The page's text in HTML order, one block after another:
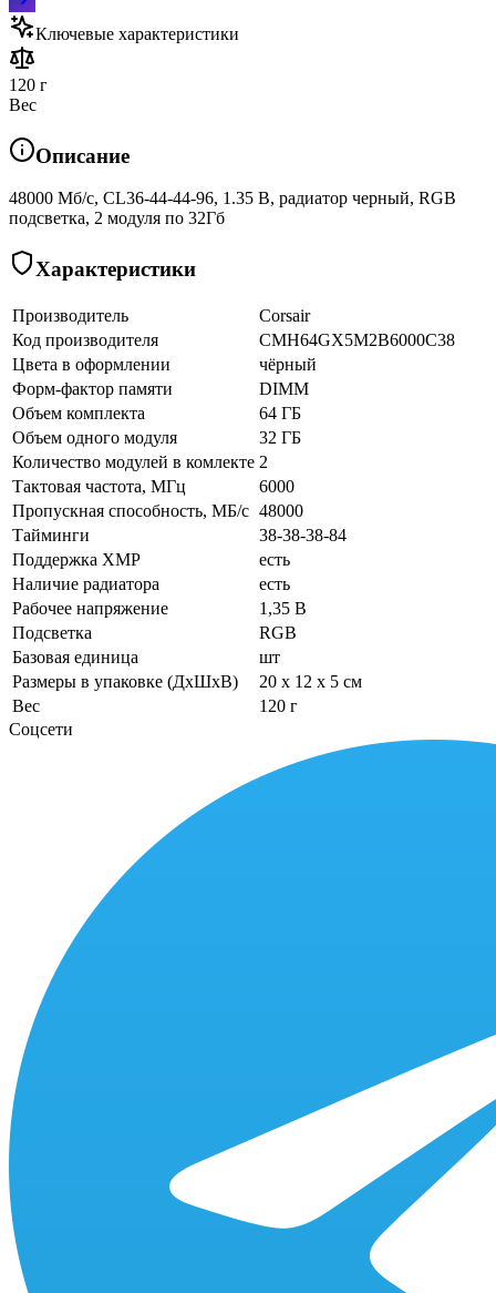
Ключевые характеристики
120 г
Вес
Описание
48000 Мб/с, CL36-44-44-96, 1.35 В, радиатор черный, RGB
подсветка, 2 модуля по 32Гб
Характеристики
Производитель
Corsair
Код производителя
CMH64GX5M2B6000C38
Цвета в оформлении
чёрный
Форм-фактор памяти
DIMM
Объем комплекта
64 ГБ
Объем одного модуля
32 ГБ
Количество модулей в комлекте 2
Тактовая частота, МГц
6000
Пропускная способность, МБ/с 48000
Тайминги
38-38-38-84
Поддержка XMP
есть
Наличие радиатора
есть
Рабочее напряжение
1,35 В
Подсветка
RGB
Базовая единица
шт
Размеры в упаковке (ДхШхВ)
20 x 12 x 5 см
Вес
120 г
Соцсети